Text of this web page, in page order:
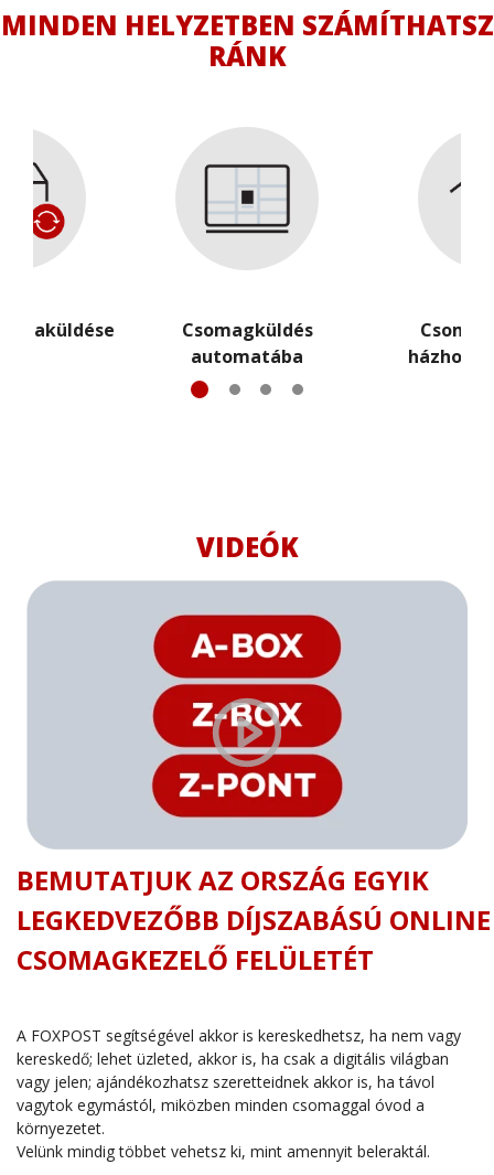
MINDEN HELYZETBEN SZÁMÍTHATSZ
RÁNK
Csomagküldés
automatába
VIDEÓK
BEMUTATJUK AZ ORSZÁG EGYIK
LEGKEDVEZŐBB DÍJSZABÁSÚ ONLINE
CSOMAGKEZELŐ FELÜLETÉT
A FOXPOST segítségével akkor is kereskedhetsz, ha nem vagy
kereskedő; lehet üzleted, akkor is, ha csak a digitális világban
vagy jelen; ajándékozhatsz szeretteidnek akkor is, ha távol
vagytok egymástól, miközben minden csomaggal óvod a
környezetet.
Velünk mindig többet vehetsz ki, mint amennyit beleraktál.